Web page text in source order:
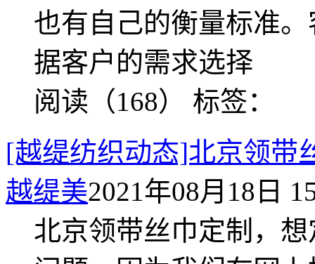
也有自己的衡量标准
据客户的需求选择
阅读（168） 标签：
[越缇纺织动态]北京领
越缇美2021年08月18日
北京领带丝巾定制，